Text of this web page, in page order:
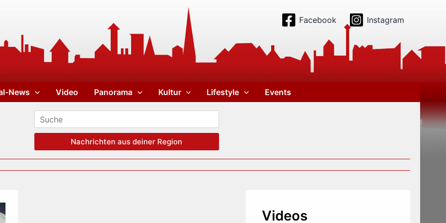
Facebook Instagram
News Video Panorama Kultur Lifestyle Events
Nachrichten aus deiner Region
Videos